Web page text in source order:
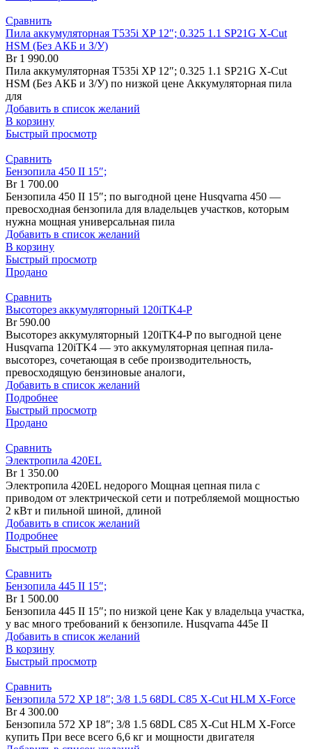
Сравнить
Пила аккумуляторная T535i XP 12″; 0.325 1.1 SP21G X-Cut
HSM (Без АКБ и З/У)
Br1 990.00
Пила аккумуляторная T535i XP 12″; 0.325 1.1 SP21G X-Cut
HSM (Без АКБ и З/У) по низкой цене Аккумуляторная пила
для
Добавить в список желаний
В корзину
Быстрый просмотр
Сравнить
Бензопила 450 II 15″;
Br1 700.00
Бензопила 450 II 15″; по выгодной цене Husqvarna 450 —
превосходная бензопила для владельцев участков, которым
нужна мощная универсальная пила
Добавить в список желаний
В корзину
Быстрый просмотр
Продано
Сравнить
Высоторез аккумуляторный 120iTK4-P
Br590.00
Высоторез аккумуляторный 120iTK4-P по выгодной цене
Husqvarna 120iTK4 — это аккумуляторная цепная пила-
высоторез, сочетающая в себе производительность,
превосходящую бензиновые аналоги,
Добавить в список желаний
Подробнее
Быстрый просмотр
Продано
Сравнить
Электропила 420EL
Br1 350.00
Электропила 420EL недорого Мощная цепная пила с
приводом от электрической сети и потребляемой мощностью
2 кВт и пильной шиной, длиной
Добавить в список желаний
Подробнее
Быстрый просмотр
Сравнить
Бензопила 445 II 15″;
Br1 500.00
Бензопила 445 II 15″; по низкой цене Как у владельца участка,
у вас много требований к бензопиле. Husqvarna 445e II
Добавить в список желаний
В корзину
Быстрый просмотр
Сравнить
Бензопила 572 XP 18″; 3/8 1.5 68DL C85 X-Cut HLM X-Force
Br4 300.00
Бензопила 572 XP 18″; 3/8 1.5 68DL C85 X-Cut HLM X-Force
купить При весе всего 6,6 кг и мощности двигателя